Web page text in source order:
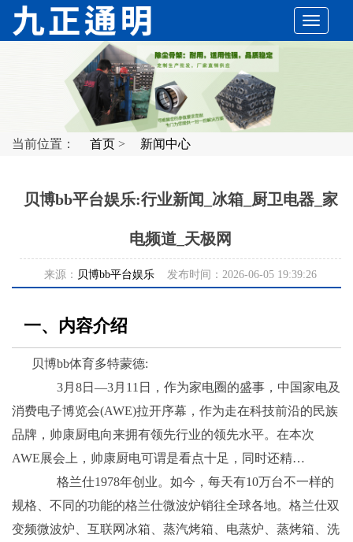
切
导
当前位置： 首页 > 新闻中心
贝博bb平台娱乐:行业新闻_冰箱_厨卫电器_家
电频道_天极网
来源： 贝博bb平台娱乐 发布时间：2026-06-05 19:39:26
一、内容介绍
贝博bb体育多特蒙德:
3月8日—3月11日，作为家电圈的盛事，中国家电及
消费电子博览会(AWE)拉开序幕，作为走在科技前沿的民族
品牌，帅康厨电向来拥有领先行业的领先水平。在本次
AWE展会上，帅康厨电可谓是看点十足，同时还精…
格兰仕1978年创业。如今，每天有10万台不一样的
规格、不同的功能的格兰仕微波炉销往全球各地。格兰仕双
变频微波炉、互联网冰箱、蒸汽烤箱、电蒸炉、蒸烤箱、洗